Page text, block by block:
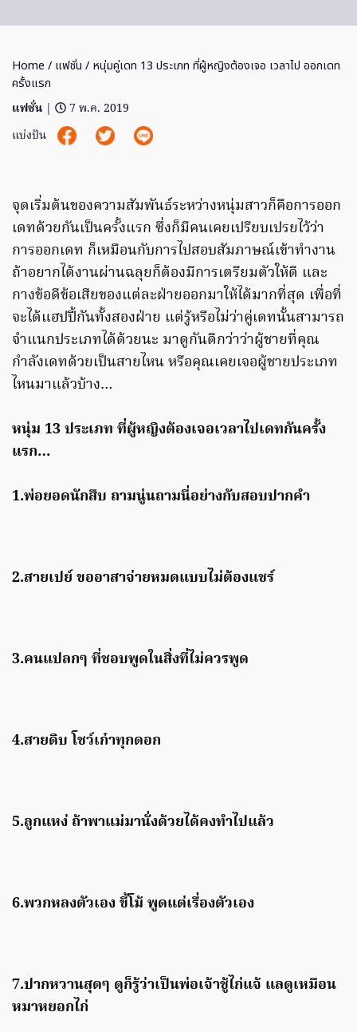
Home / แฟชั่น / หนุ่มคู่เดท 13 ประเภท ที่ผู้หญิงต้องเจอ เวลาไป ออกเดท
ครั้งแรก
แฟชั่น |
7 พ.ค. 2019
แบ่งปัน
จุดเริ่มต้นของความสัมพันธ์ระหว่างหนุ่มสาวก็คือการออก
เดทด้วยกันเป็นครั้งแรก ซึ่งก็มีคนเคยเปรียบเปรยไว้ว่า
การออกเดท ก็เหมือนกับการไปสอบสัมภาษณ์เข้าทำงาน
ถ้าอยากได้งานผ่านฉลุยก็ต้องมีการเตรียมตัวให้ดี และ
กางข้อดีข้อเสียของแต่ละฝ่ายออกมาให้ได้มากที่สุด เพื่อที่
จะได้แฮปปี้กันทั้งสองฝ่าย แต่รู้หรือไม่ว่าคู่เดทนั้นสามารถ
จำแนกประเภทได้ด้วยนะ มาดูกันดีกว่าว่าผู้ชายที่คุณ
กำลังเดทด้วยเป็นสายไหน หรือคุณเคยเจอผู้ชายประเภท
ไหนมาแล้วบ้าง…
หนุ่ม 13 ประเภท ที่ผู้หญิงต้องเจอเวลาไปเดทกันครั้ง
แรก…
1.พ่อยอดนักสืบ ถามนู่นถามนี่อย่างกับสอบปากคำ
2.สายเปย์ ขออาสาจ่ายหมดแบบไม่ต้องแชร์
3.คนแปลกๆ ที่ชอบพูดในสิ่งที่ไม่ควรพูด
4.สายดิบ โชว์เก๋าทุกดอก
5.ลูกแหง่ ถ้าพาแม่มานั่งด้วยได้คงทำไปแล้ว
6.พวกหลงตัวเอง ขี้โม้ พูดแต่เรื่องตัวเอง
7.ปากหวานสุดๆ ดูก็รู้ว่าเป็นพ่อเจ้าชู้ไก่แจ้ แลดูเหมือน
หมาหยอกไก่